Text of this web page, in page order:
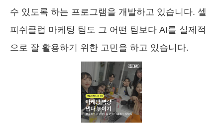
수 있도록 하는 프로그램을 개발하고 있습니다. 셀
피쉬클럽 마케팅 팀도 그 어떤 팀보다 AI를 실제적
으로 잘 활용하기 위한 고민을 하고 있습니다.